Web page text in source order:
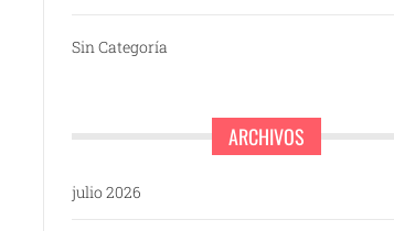
Sin Categoría
ARCHIVOS
julio 2026